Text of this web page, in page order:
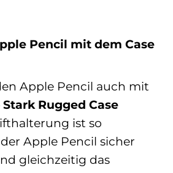
Pencil mit dem Case
Apple Pencil auch mit
Rugged Case
ist so
Apple Pencil sicher
gleichzeitig das